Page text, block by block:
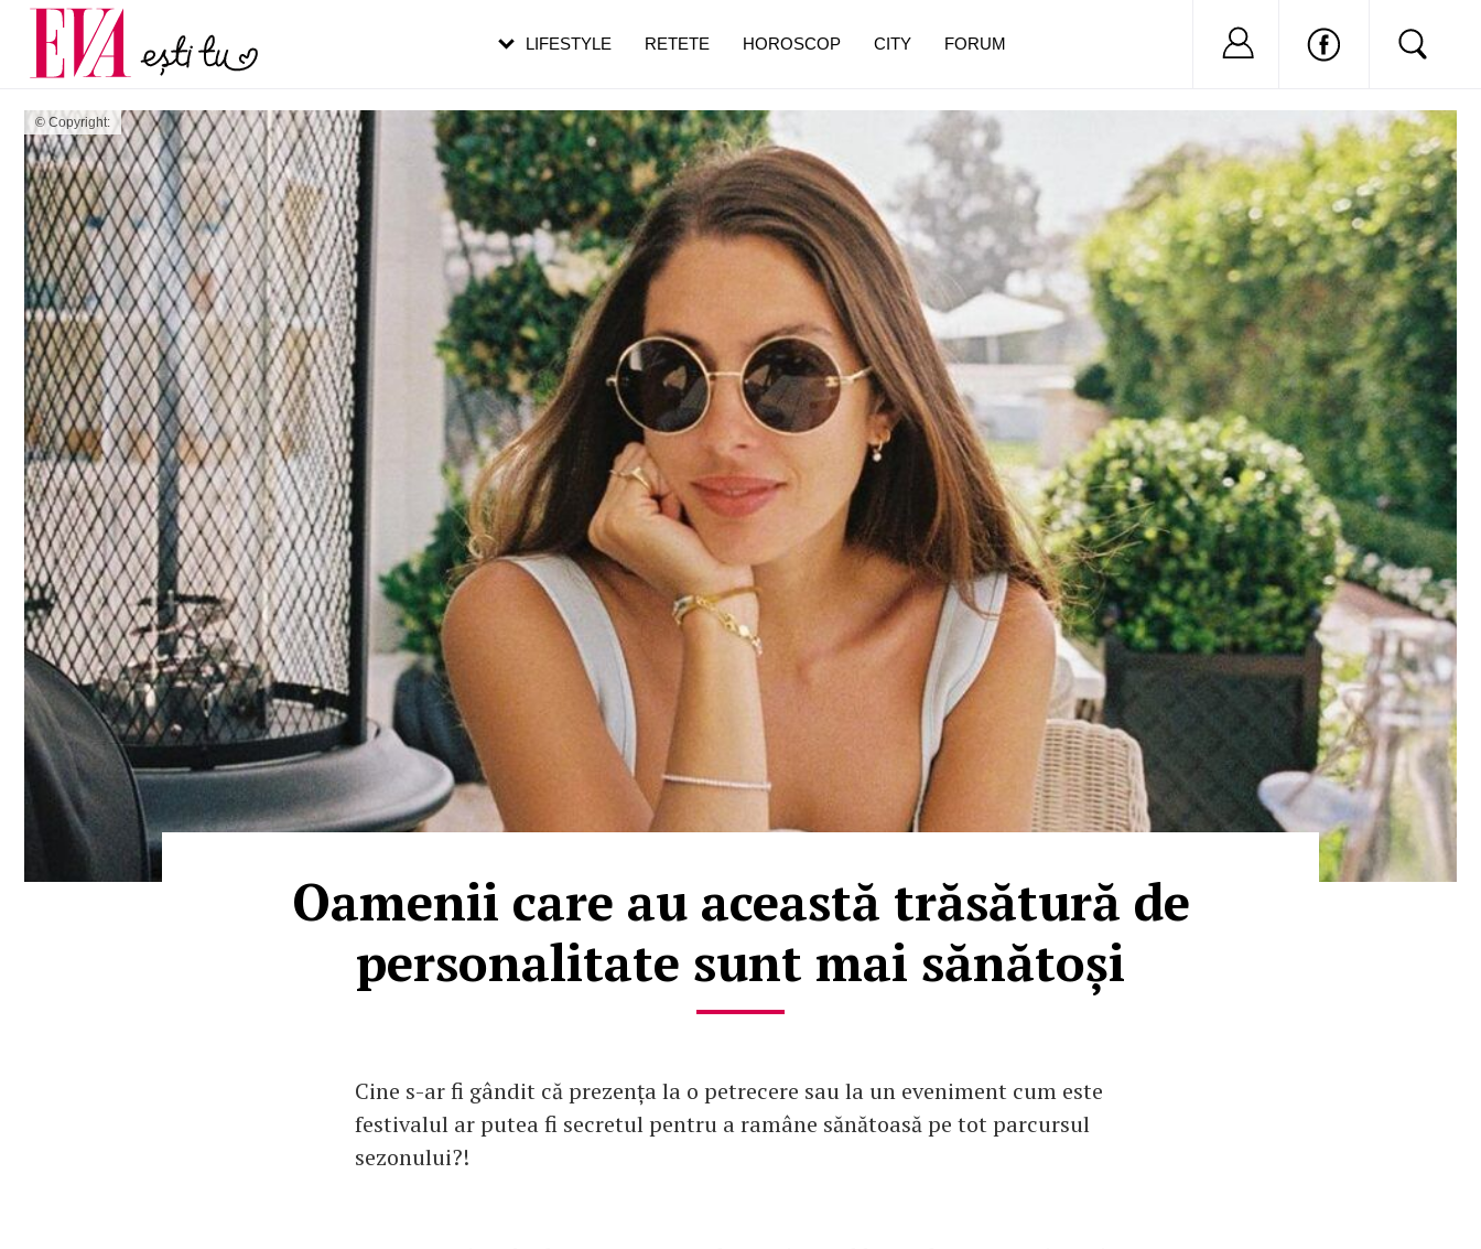
© Copyright:
Oamenii care au această trăsătură de
personalitate sunt mai sănătoși
Cine s-ar fi gândit că prezența la o petrecere sau la un eveniment cum este
festivalul ar putea fi secretul pentru a ramâne sănătoasă pe tot parcursul
sezonului?!
LIFESTYLE RETETE HOROSCOP CITY FORUM Nu ai cont?
Carieră
Actualitate
pe măsură ce înaintezi în vârstă
de dureroasă este investigația